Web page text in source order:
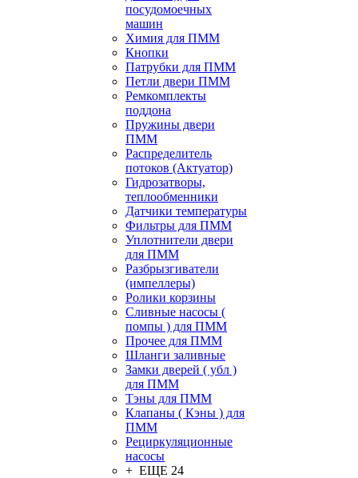
посудомоечных
машин
Химия для ПММ
Кнопки
Патрубки для ПММ
Петли двери ПММ
Ремкомплекты
поддона
Пружины двери
ПММ
Распределитель
потоков (Актуатор)
Гидрозатворы,
теплообменники
Датчики температуры
Фильтры для ПММ
Уплотнители двери
для ПММ
Разбрызгиватели
(импеллеры)
Ролики корзины
Сливные насосы (
помпы ) для ПММ
Прочее для ПММ
Шланги заливные
Замки дверей ( убл )
для ПММ
Тэны для ПММ
Клапаны ( Кэны ) для
ПММ
Рециркуляционные
насосы
+ ЕЩЕ 24